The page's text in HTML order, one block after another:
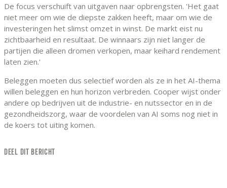
De focus verschuift van uitgaven naar opbrengsten. 'Het gaat
niet meer om wie de diepste zakken heeft, maar om wie de
investeringen het slimst omzet in winst. De markt eist nu
zichtbaarheid en resultaat. De winnaars zijn niet langer de
partijen die alleen dromen verkopen, maar keihard rendement
laten zien.'
Beleggen moeten dus selectief worden als ze in het AI-thema
willen beleggen en hun horizon verbreden. Cooper wijst onder
andere op bedrijven uit de industrie- en nutssector en in de
gezondheidszorg, waar de voordelen van AI soms nog niet in
de koers tot uiting komen.
DEEL DIT BERICHT